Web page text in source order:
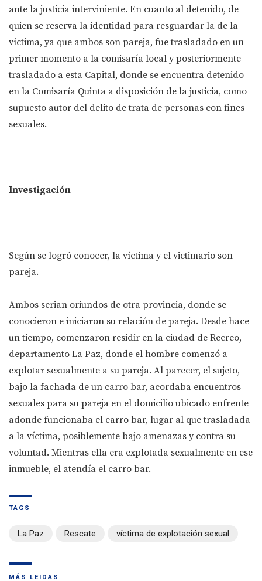
ante la justicia interviniente. En cuanto al detenido, de
quien se reserva la identidad para resguardar la de la
víctima, ya que ambos son pareja, fue trasladado en un
primer momento a la comisaría local y posteriormente
trasladado a esta Capital, donde se encuentra detenido
en la Comisaría Quinta a disposición de la justicia, como
supuesto autor del delito de trata de personas con fines
sexuales.
Investigación
Según se logró conocer, la víctima y el victimario son
pareja.
Ambos serian oriundos de otra provincia, donde se
conocieron e iniciaron su relación de pareja. Desde hace
un tiempo, comenzaron residir en la ciudad de Recreo,
departamento La Paz, donde el hombre comenzó a
explotar sexualmente a su pareja. Al parecer, el sujeto,
bajo la fachada de un carro bar, acordaba encuentros
sexuales para su pareja en el domicilio ubicado enfrente
adonde funcionaba el carro bar, lugar al que trasladada
a la víctima, posiblemente bajo amenazas y contra su
voluntad. Mientras ella era explotada sexualmente en ese
inmueble, el atendía el carro bar.
TAGS
La Paz Rescate víctima de explotación sexual
MÁS LEIDAS